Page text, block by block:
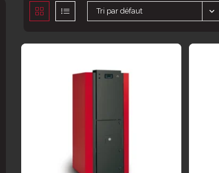
Tri par défaut